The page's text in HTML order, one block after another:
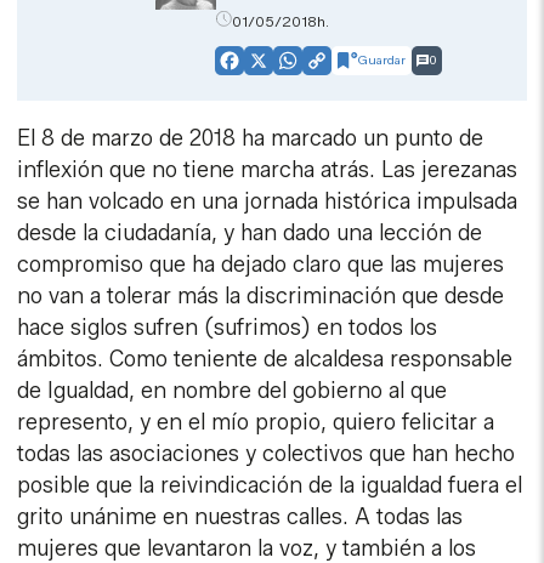
01/05/2018h.
Facebook
X WhatsApp
CopyGuardar 0
El 8 de marzo de 2018 ha marcado un punto de
inflexión que no tiene marcha atrás. Las jerezanas
se han volcado en una jornada histórica impulsada
desde la ciudadanía, y han dado una lección de
compromiso que ha dejado claro que las mujeres
no van a tolerar más la discriminación que desde
hace siglos sufren (sufrimos) en todos los
ámbitos. Como teniente de alcaldesa responsable
de Igualdad, en nombre del gobierno al que
represento, y en el mío propio, quiero felicitar a
todas las asociaciones y colectivos que han hecho
posible que la reivindicación de la igualdad fuera el
grito unánime en nuestras calles. A todas las
mujeres que levantaron la voz, y también a los